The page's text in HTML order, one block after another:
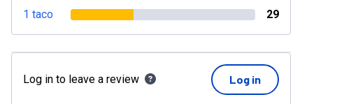
1 taco 29
Log in to leave a review Log in